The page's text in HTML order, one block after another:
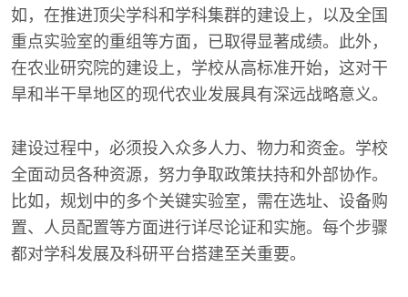
如，在推进顶尖学科和学科集群的建设上，以及全国
重点实验室的重组等方面，已取得显著成绩。此外，
在农业研究院的建设上，学校从高标准开始，这对干
旱和半干旱地区的现代农业发展具有深远战略意义。
建设过程中，必须投入众多人力、物力和资金。学校
全面动员各种资源，努力争取政策扶持和外部协作。
比如，规划中的多个关键实验室，需在选址、设备购
置、人员配置等方面进行详尽论证和实施。每个步骤
都对学科发展及科研平台搭建至关重要。